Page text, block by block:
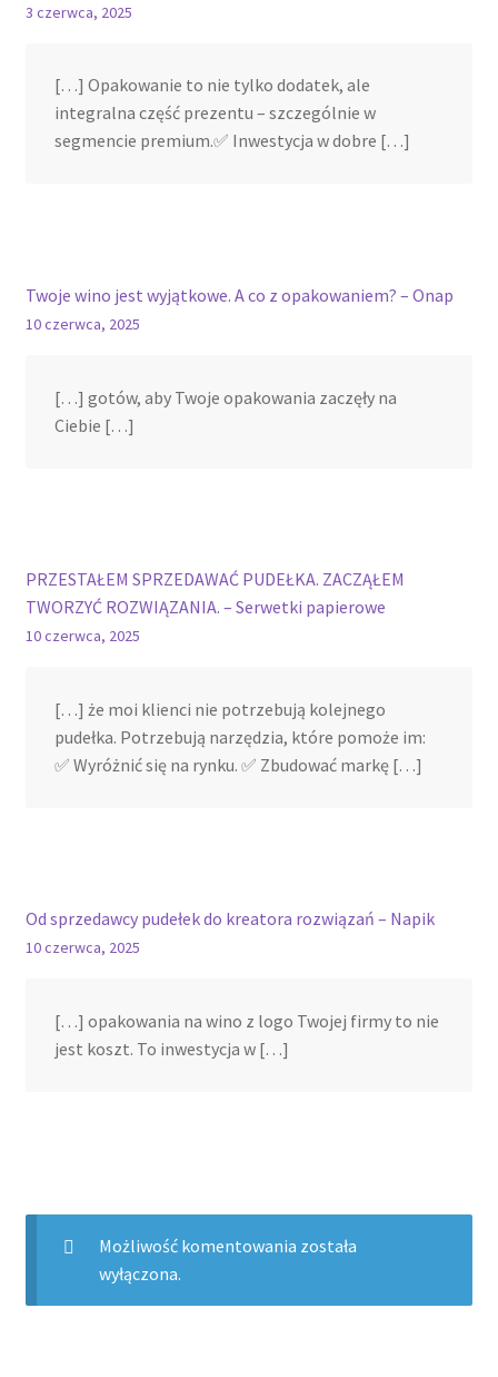
3 czerwca, 2025
[…] Opakowanie to nie tylko dodatek, ale
integralna część prezentu – szczególnie w
segmencie premium.✅ Inwestycja w dobre […]
Twoje wino jest wyjątkowe. A co z opakowaniem? – Onap
10 czerwca, 2025
[…] gotów, aby Twoje opakowania zaczęły na
Ciebie […]
PRZESTAŁEM SPRZEDAWAĆ PUDEŁKA. ZACZĄŁEM
TWORZYĆ ROZWIĄZANIA. – Serwetki papierowe
10 czerwca, 2025
[…] że moi klienci nie potrzebują kolejnego
pudełka. Potrzebują narzędzia, które pomoże im:
✅ Wyróżnić się na rynku. ✅ Zbudować markę […]
Od sprzedawcy pudełek do kreatora rozwiązań – Napik
10 czerwca, 2025
[…] opakowania na wino z logo Twojej firmy to nie
jest koszt. To inwestycja w […]
Możliwość komentowania została
wyłączona.